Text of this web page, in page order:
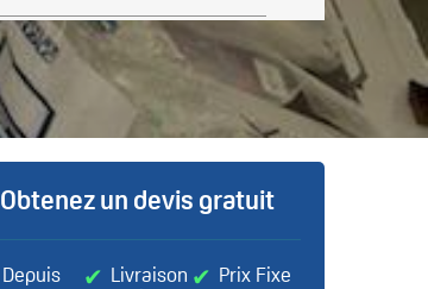
Obtenez un devis gratuit
Depuis
Livraison
Prix Fixe